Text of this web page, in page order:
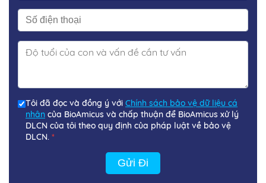
Tôi đã đọc và đồng ý với Chính sách bảo vệ dữ liệu cá
nhân của BioAmicus và chấp thuận để BioAmicus xử lý
DLCN của tôi theo quy định của pháp luật về bảo vệ
DLCN. *
Gửi Đi